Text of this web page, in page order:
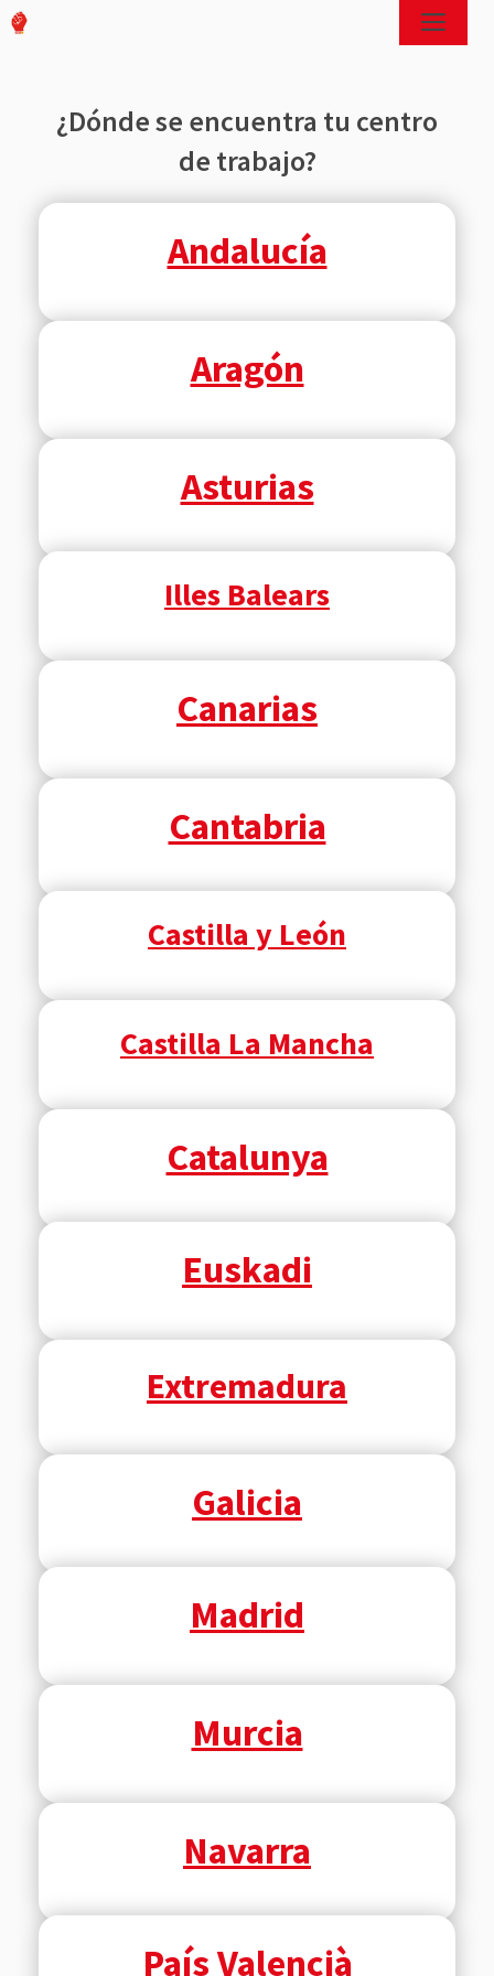
Saltar
¿Dónde se encuentra tu centro
de trabajo?
Andalucía
Aragón
Asturias
Illes Balears
Canarias
Cantabria
Castilla y León
Castilla La Mancha
Catalunya
Euskadi
Extremadura
Galicia
Madrid
Murcia
Navarra
País Valencià